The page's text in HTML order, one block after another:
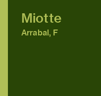
Miotte
Arrabal, F